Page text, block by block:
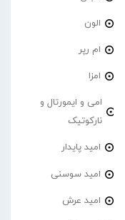
الون
ام رپر
امزا
امی و ایمورتال و
نارکوتیک
امید پایدار
امید سوسنی
امید عرش